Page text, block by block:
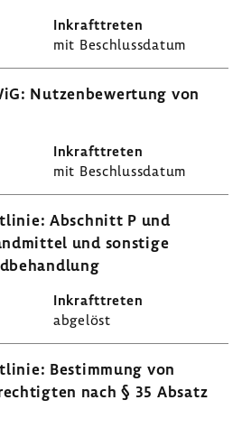
mit Beschluss­datum
Nutzen­be­wer­tung von
mit Beschluss­datum
Abschnitt P und
und sons­tige
abge­löst
Bestim­mung von
nach § 35 Absatz